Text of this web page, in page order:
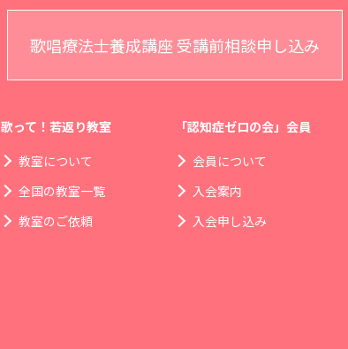
歌唱療法士養成講座 受講前相談申し込み
歌って！若返り教室
教室について
全国の教室一覧
教室のご依頼
「認知症ゼロの会」会員
会員について
入会案内
入会申し込み